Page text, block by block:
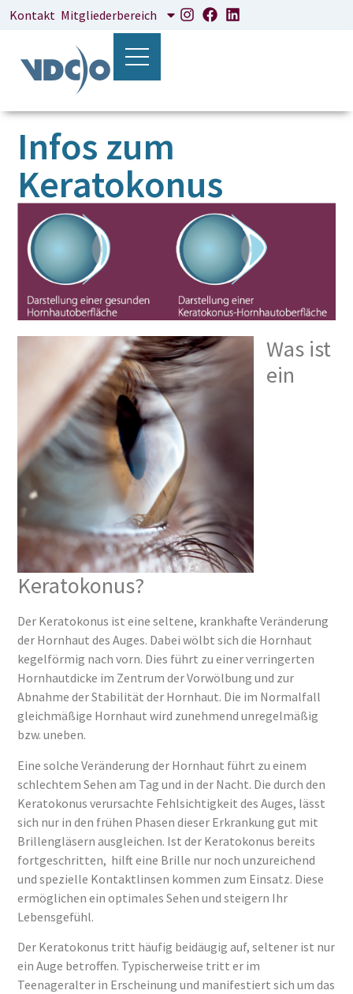
Kontakt Mitgliederbereich
Infos zum
Keratokonus
Was ist
ein
Keratokonus?
Der Keratokonus ist eine seltene, krankhafte Veränderung
der Hornhaut des Auges. Dabei wölbt sich die Hornhaut
kegelförmig nach vorn. Dies führt zu einer verringerten
Hornhautdicke im Zentrum der Vorwölbung und zur
Abnahme der Stabilität der Hornhaut. Die im Normalfall
gleichmäßige Hornhaut wird zunehmend unregelmäßig
bzw. uneben.
Eine solche Veränderung der Hornhaut führt zu einem
schlechtem Sehen am Tag und in der Nacht. Die durch den
Keratokonus verursachte Fehlsichtigkeit des Auges, lässt
sich nur in den frühen Phasen dieser Erkrankung gut mit
Brillengläsern ausgleichen. Ist der Keratokonus bereits
fortgeschritten, hilft eine Brille nur noch unzureichend
und spezielle Kontaktlinsen kommen zum Einsatz. Diese
ermöglichen ein optimales Sehen und steigern Ihr
Lebensgefühl.
Der Keratokonus tritt häufig beidäugig auf, seltener ist nur
ein Auge betroffen. Typischerweise tritt er im
Teenageralter in Erscheinung und manifestiert sich um das